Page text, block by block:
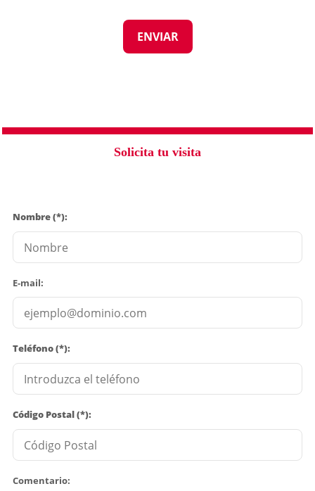
Solicita tu visita
Nombre (*):
E-mail:
Teléfono (*):
Código Postal (*):
Comentario: